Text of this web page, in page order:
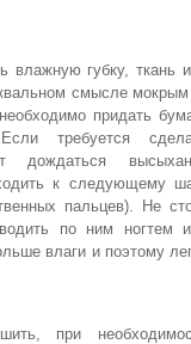
влажную губку, ткань
смысле
придать
требуется
дождаться
к следующему
пальцев). Не
по ним ногтем
влаги и поэтому
при